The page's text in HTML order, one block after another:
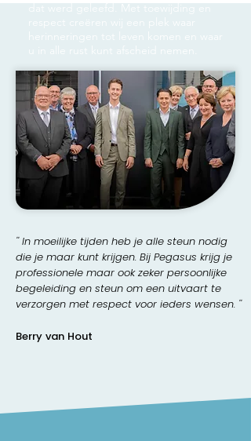
dat werd geleefd. Met toewijding en
respect creëren wij een plek waar
herinneringen tot leven komen en waar
u in alle rust kunt afscheid nemen.
'' In moeilijke tijden heb je alle steun nodig
die je maar kunt krijgen. Bij Pegasus krijg je
professionele maar ook zeker persoonlijke
begeleiding en steun om een uitvaart te
verzorgen met respect voor ieders wensen. ''
Berry van Hout